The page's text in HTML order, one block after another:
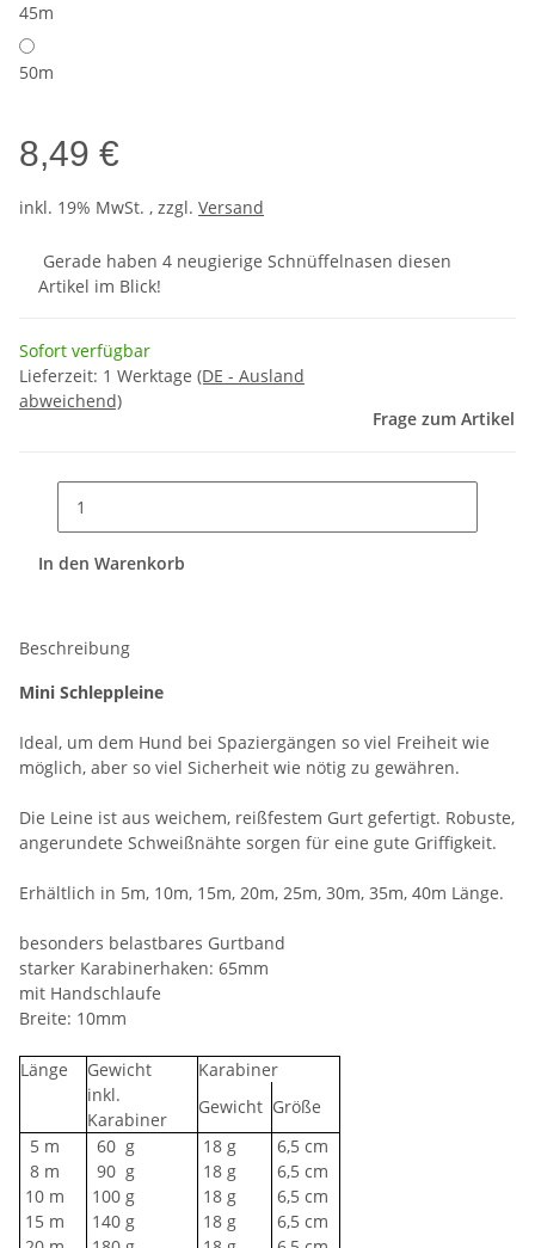
45m
50m
8,49 €
inkl. 19% MwSt. , zzgl. Versand
Gerade haben 4 neugierige Schnüffelnasen diesen
Artikel im Blick!
Sofort verfügbar
Lieferzeit: 1 Werktage (DE - Ausland
abweichend)
Frage zum Artikel
In den Warenkorb
Beschreibung
Mini Schleppleine
Ideal, um dem Hund bei Spaziergängen so viel Freiheit wie
möglich, aber so viel Sicherheit wie nötig zu gewähren.
Die Leine ist aus weichem, reißfestem Gurt gefertigt. Robuste,
angerundete Schweißnähte sorgen für eine gute Griffigkeit.
Erhältlich in 5m, 10m, 15m, 20m, 25m, 30m, 35m, 40m Länge.
besonders belastbares Gurtband
starker Karabinerhaken: 65mm
mit Handschlaufe
Breite: 10mm
Länge Gewicht
Karabiner
inkl.
Karabiner
Gewicht Größe
5 m
60 g 18 g
6,5 cm
8 m
90 g 18 g
6,5 cm
10 m
100 g 18 g
6,5 cm
15 m
140 g 18 g
6,5 cm